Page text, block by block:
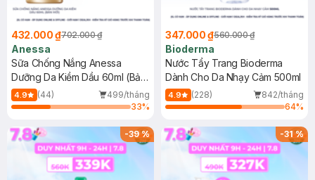
432.000 ₫702.000 ₫
Anessa
Sữa Chống Nắng Anessa
Dưỡng Da Kiềm Dầu 60ml (Bản
Mới)
4.9 (44)
499/tháng
33%
347.000 ₫560.000 ₫
Bioderma
Nước Tẩy Trang Bioderma
Dành Cho Da Nhạy Cảm 500ml
4.9 (228)
842/tháng
64%
-39% -31%